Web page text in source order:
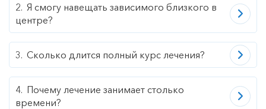
Я смогу навещать зависимого близкого в
центре?
Сколько длится полный курс лечения?
Почему лечение занимает столько
времени?